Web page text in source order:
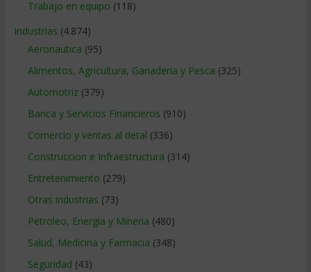
Trabajo en equipo (118)
Industrias (4.874)
Aeronautica (95)
Alimentos, Agricultura, Ganaderia y Pesca (325)
Automotriz(379)
Banca y Servicios Financieros (910)
Comercio y ventas al detal (336)
Construccion e Infraestructura (314)
Entretenimiento (279)
Otras industrias (73)
Petroleo, Energia y Mineria (480)
Salud, Medicina y Farmacia (348)
Seguridad (43)